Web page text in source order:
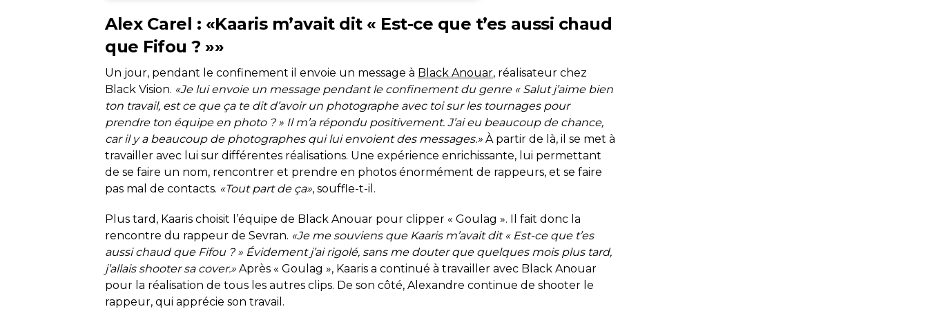
Alex Carel : «Kaaris m’avait dit « Est-ce que t’es aussi chaud
que Fifou ? »»
Un jour, pendant le confinement il envoie un message à Black Anouar, réalisateur chez
Black Vision. «Je lui envoie un message pendant le confinement du genre « Salut j’aime bien
ton travail, est ce que ça te dit d’avoir un photographe avec toi sur les tournages pour
prendre ton équipe en photo ? » Il m’a répondu positivement. J’ai eu beaucoup de chance,
car il y a beaucoup de photographes qui lui envoient des messages.» À partir de là, il se met à
travailler avec lui sur différentes réalisations. Une expérience enrichissante, lui permettant
de se faire un nom, rencontrer et prendre en photos énormément de rappeurs, et se faire
pas mal de contacts. «Tout part de ça», souffle-t-il.
Plus tard, Kaaris choisit l’équipe de Black Anouar pour clipper « Goulag ». Il fait donc la
rencontre du rappeur de Sevran. «Je me souviens que Kaaris m’avait dit « Est-ce que t’es
aussi chaud que Fifou ? » Évidement j’ai rigolé, sans me douter que quelques mois plus tard,
j’allais shooter sa cover.» Après « Goulag », Kaaris a continué à travailler avec Black Anouar
pour la réalisation de tous les autres clips. De son côté, Alexandre continue de shooter le
rappeur, qui apprécie son travail.